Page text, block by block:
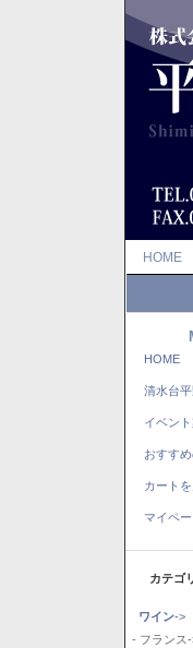
HOME
HOME
清水台
イベン
おすす
カート
マイペ
カテゴ
ワイン->
- フランス